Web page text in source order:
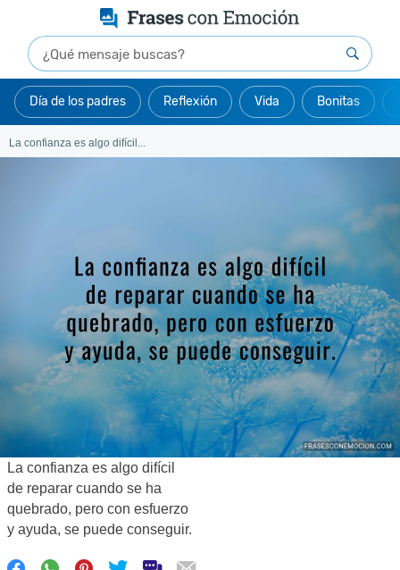
Día de los padres Reflexión Vida Bonitas
La confianza es algo difícil...
La confianza es algo difícil
de reparar cuando se ha
quebrado, pero con esfuerzo
y ayuda, se puede conseguir.